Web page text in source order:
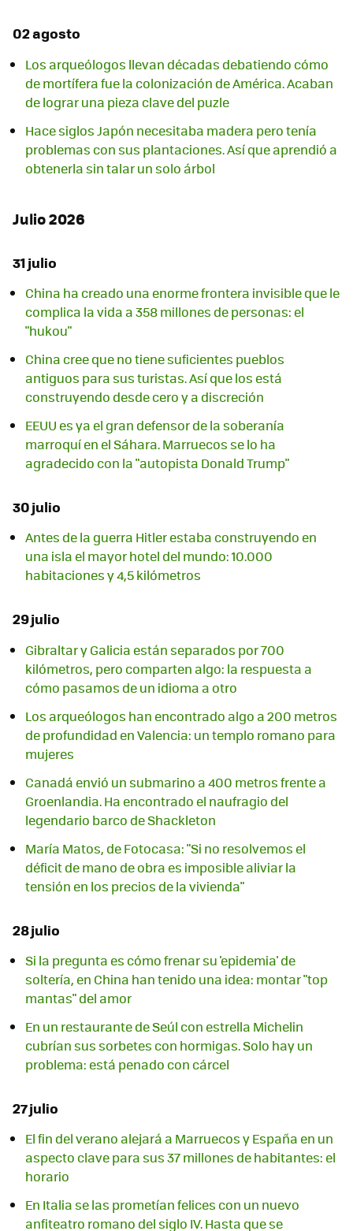
02 agosto
Los arqueólogos llevan décadas debatiendo cómo
de mortífera fue la colonización de América. Acaban
de lograr una pieza clave del puzle
Hace siglos Japón necesitaba madera pero tenía
problemas con sus plantaciones. Así que aprendió a
obtenerla sin talar un solo árbol
Julio 2026
31 julio
China ha creado una enorme frontera invisible que le
complica la vida a 358 millones de personas: el
"hukou"
China cree que no tiene suficientes pueblos
antiguos para sus turistas. Así que los está
construyendo desde cero y a discreción
EEUU es ya el gran defensor de la soberanía
marroquí en el Sáhara. Marruecos se lo ha
agradecido con la "autopista Donald Trump"
30 julio
Antes de la guerra Hitler estaba construyendo en
una isla el mayor hotel del mundo: 10.000
habitaciones y 4,5 kilómetros
29 julio
Gibraltar y Galicia están separados por 700
kilómetros, pero comparten algo: la respuesta a
cómo pasamos de un idioma a otro
Los arqueólogos han encontrado algo a 200 metros
de profundidad en Valencia: un templo romano para
mujeres
Canadá envió un submarino a 400 metros frente a
Groenlandia. Ha encontrado el naufragio del
legendario barco de Shackleton
María Matos, de Fotocasa: "Si no resolvemos el
déficit de mano de obra es imposible aliviar la
tensión en los precios de la vivienda"
28 julio
Si la pregunta es cómo frenar su 'epidemia' de
soltería, en China han tenido una idea: montar "top
mantas" del amor
En un restaurante de Seúl con estrella Michelin
cubrían sus sorbetes con hormigas. Solo hay un
problema: está penado con cárcel
27 julio
El fin del verano alejará a Marruecos y España en un
aspecto clave para sus 37 millones de habitantes: el
horario
En Italia se las prometían felices con un nuevo
anfiteatro romano del siglo IV. Hasta que se